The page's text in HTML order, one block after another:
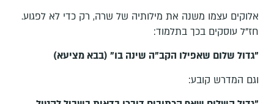
אלוקים עצמו משנה את מילותיה של שרה, רק כדי לא לפגוע.
חז"ל עוסקים בכך בתלמוד:
"גדול שלום שאפילו הקב"ה שינה בו" (בבא מציעא)
וגם המדרש קובע: